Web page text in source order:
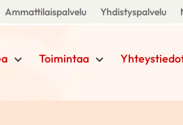
Ammattilaispalvelu Yhdistyspalvelu
Toimintaa